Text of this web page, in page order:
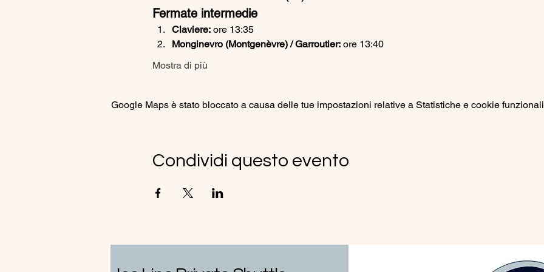
Fermate intermedie
Claviere: ore 13:35
Monginevro (Montgenèvre) / Garroutier: ore 13:40
Mostra di più
Google Maps è stato bloccato a causa delle tue impostazioni relative a Statistiche e cookie
Condividi questo evento